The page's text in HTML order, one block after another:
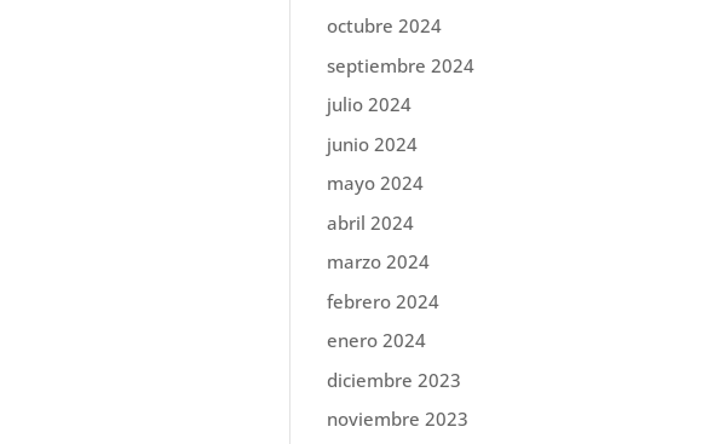
octubre 2024
septiembre 2024
julio 2024
junio 2024
mayo 2024
abril 2024
marzo 2024
febrero 2024
enero 2024
diciembre 2023
noviembre 2023